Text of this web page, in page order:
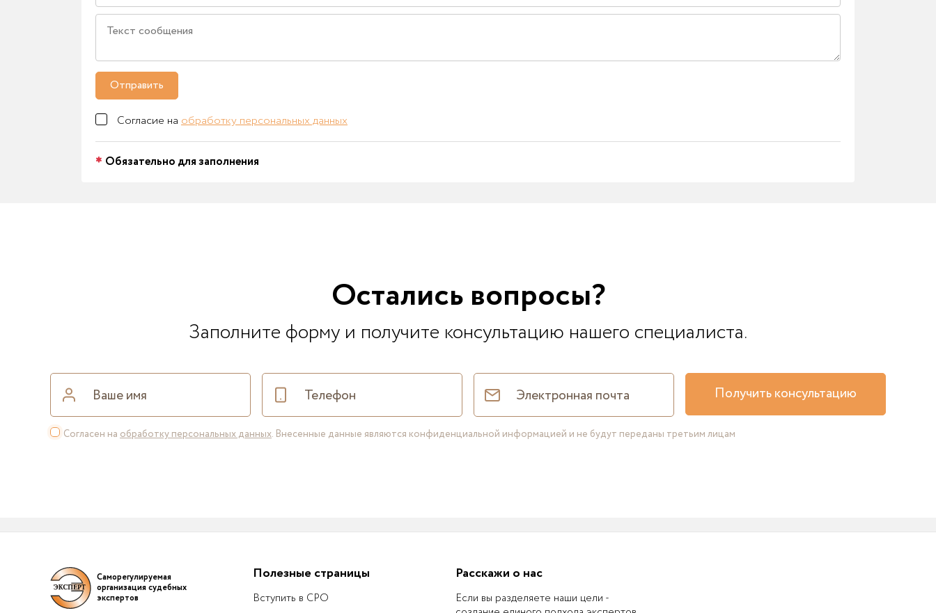
Отправить
Согласие на обработку персональных данных
Обязательно для заполнения
Остались вопросы?
Заполните форму и получите консультацию нашего специалиста.
Получить консультацию
Согласен на обработку персональных данных. Внесенные данные являются конфиденциальной информацией и не будут переданы третьим лицам
Саморегулируемая
организация судебных
экспертов
Полезные страницы
Вступить в СРО
Расскажи о нас
Если вы разделяете наши цели -